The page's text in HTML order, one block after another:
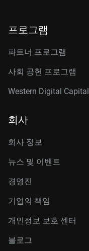
프로그램
파트너 프로그램
사회 공헌 프로그램
Western Digital Capital
회사
회사 정보
뉴스 및 이벤트
경영진
기업의 책임
개인정보 보호 센터
블로그